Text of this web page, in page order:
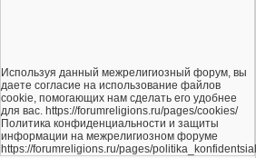
Используя данный межрелигиозный форум, вы
даете согласие на использование файлов
cookie, помогающих нам сделать его удобнее
для вас. https://forumreligions.ru/pages/cookies/
Политика конфиденциальности и защиты
информации на межрелигиозном форуме
https://forumreligions.ru/pages/